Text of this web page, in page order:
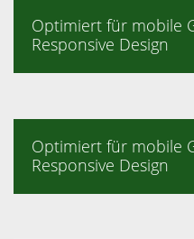
Optimiert für mobile
Responsive Design
Optimiert für mobile
Responsive Design